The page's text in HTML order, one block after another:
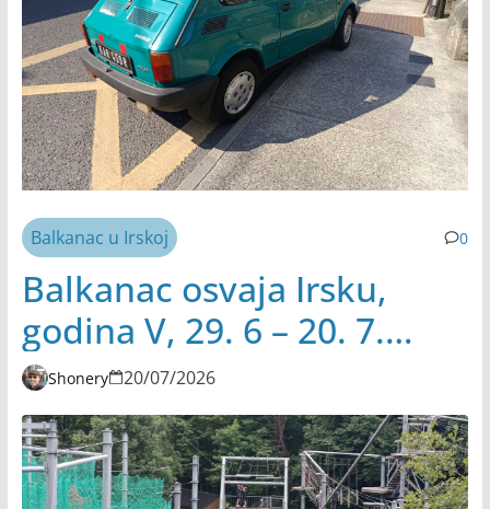
Balkanac u Irskoj 0
Balkanac osvaja Irsku,
godina V, 29. 6 – 20. 7.
2026.
Shonery 20/07/2026